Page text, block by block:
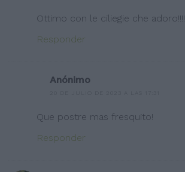
Ottimo con le ciliegie che adoro!!!!
Responder
Anónimo
Que postre mas fresquito!
Responder